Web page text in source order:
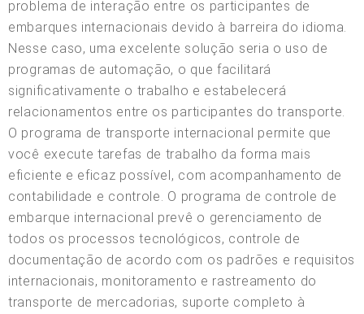
problema de interação entre os participantes de
embarques internacionais devido à barreira do idioma.
Nesse caso, uma excelente solução seria o uso de
programas de automação, o que facilitará
significativamente o trabalho e estabelecerá
relacionamentos entre os participantes do transporte.
O programa de transporte internacional permite que
você execute tarefas de trabalho da forma mais
eficiente e eficaz possível, com acompanhamento de
contabilidade e controle. O programa de controle de
embarque internacional prevê o gerenciamento de
todos os processos tecnológicos, controle de
documentação de acordo com os padrões e requisitos
internacionais, monitoramento e rastreamento do
transporte de mercadorias, suporte completo à